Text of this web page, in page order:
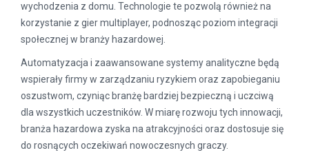
wychodzenia z domu. Technologie te pozwolą również na
korzystanie z gier multiplayer, podnosząc poziom integracji
społecznej w branży hazardowej.
Automatyzacja i zaawansowane systemy analityczne będą
wspierały firmy w zarządzaniu ryzykiem oraz zapobieganiu
oszustwom, czyniąc branżę bardziej bezpieczną i uczciwą
dla wszystkich uczestników. W miarę rozwoju tych innowacji,
branża hazardowa zyska na atrakcyjności oraz dostosuje się
do rosnących oczekiwań nowoczesnych graczy.